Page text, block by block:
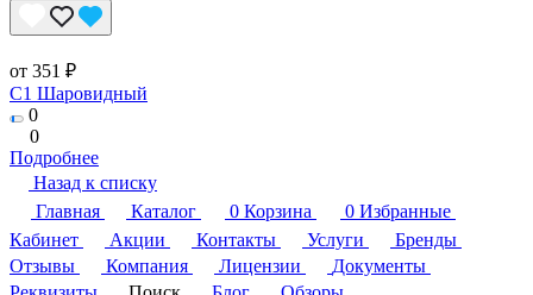
от 351 ₽
C1 Шаровидный
0
0
Подробнее
Назад к списку
Главная
Каталог 0 Корзина 0 Избранные
Кабинет
Акции Контакты Услуги
Бренды
Отзывы
Компания Лицензии
Документы